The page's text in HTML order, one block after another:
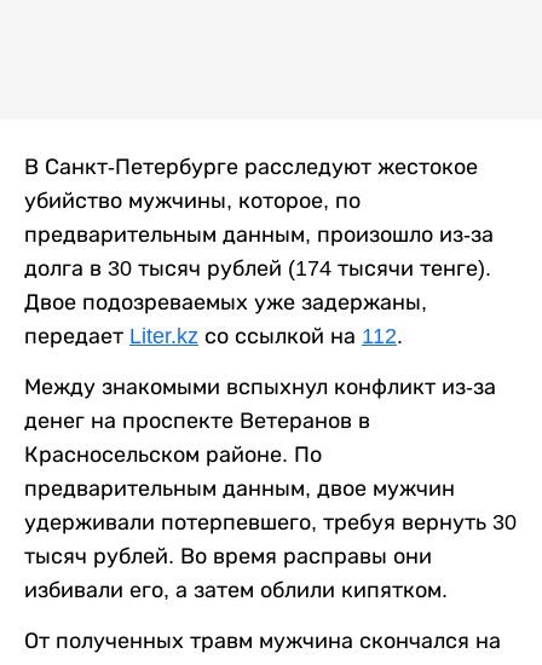
В Санкт-Петербурге расследуют жестокое
убийство мужчины, которое, по
предварительным данным, произошло из-за
долга в 30 тысяч рублей (174 тысячи тенге).
Двое подозреваемых уже задержаны,
передает Liter.kz со ссылкой на 112.
Между знакомыми вспыхнул конфликт из-за
денег на проспекте Ветеранов в
Красносельском районе. По
предварительным данным, двое мужчин
удерживали потерпевшего, требуя вернуть 30
тысяч рублей. Во время расправы они
избивали его, а затем облили кипятком.
От полученных травм мужчина скончался на